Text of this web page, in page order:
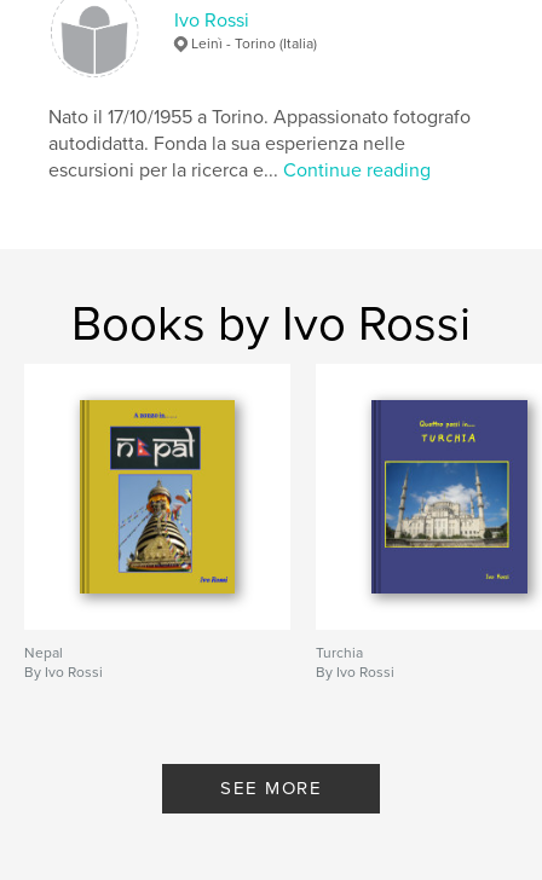
Ivo Rossi
Leinì - Torino (Italia)
Nato il 17/10/1955 a Torino. Appassionato fotografo
autodidatta. Fonda la sua esperienza nelle
escursioni per la ricerca e...Continue reading
Books by Ivo Rossi
Nepal
By Ivo Rossi
Turchia
By Ivo Rossi
SEE MORE